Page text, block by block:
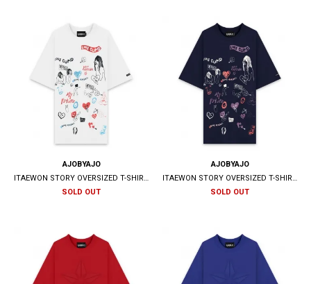
AJOBYAJO
ITAEWON STORY OVERSIZED T-SHIRT / WHITE
SOLD OUT
AJOBYAJO
ITAEWON STORY OVERSIZED T-SHIRT / NAVY
SOLD OUT